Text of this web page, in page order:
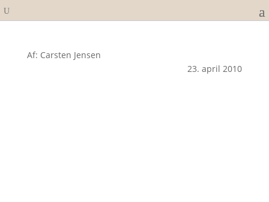
Af: Carsten Jensen
23. april 2010